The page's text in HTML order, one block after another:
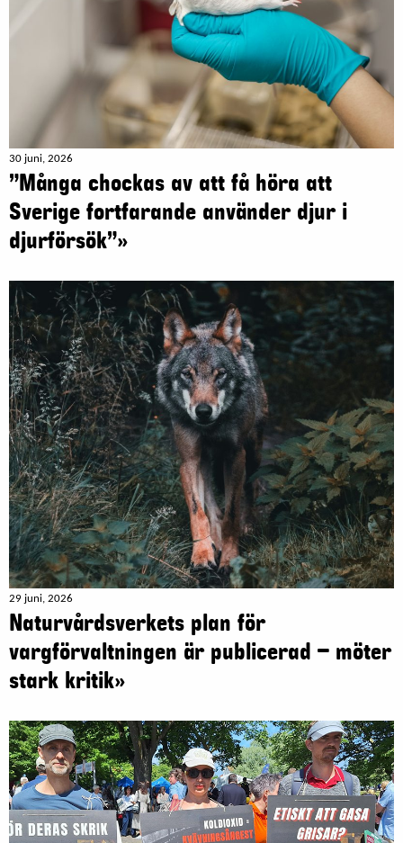
30 juni, 2026
”Många chockas av att få höra att
Sverige fortfarande använder djur i
djurförsök”»
29 juni, 2026
Naturvårdsverkets plan för
vargförvaltningen är publicerad – möter
stark kritik»